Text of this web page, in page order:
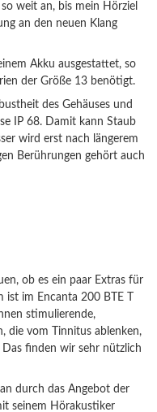
weit an, bis mein Hörziel
an den neuen Klang
Akku ausgestattet, so
der Größe 13 benötigt.
des Gehäuses und
IP 68. Damit kann Staub
wird erst nach längerem
Berührungen gehört auch
ob es ein paar Extras für
ist im Encanta 200 BTE T
stimulierende,
die vom Tinnitus ablenken,
finden wir sehr nützlich
durch das Angebot der
seinem Hörakustiker